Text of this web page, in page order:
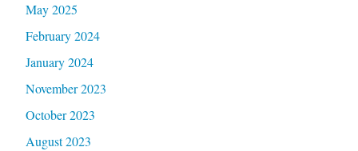
May 2025
February 2024
January 2024
November 2023
October 2023
August 2023